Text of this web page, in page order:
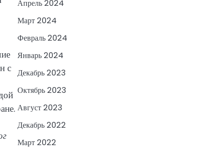
с
Апрель 2024
Март 2024
Февраль 2024
Январь 2024
Декабрь 2023
Октябрь 2023
Август 2023
Декабрь 2022
Март 2022